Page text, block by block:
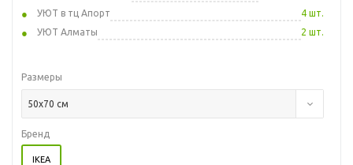
УЮТ в тц Апорт
4 шт.
УЮТ Алматы
2 шт.
Размеры
50x70 см
Бренд
IKEA